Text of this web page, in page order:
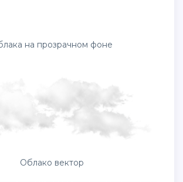
на прозрачном фоне
Облако вектор